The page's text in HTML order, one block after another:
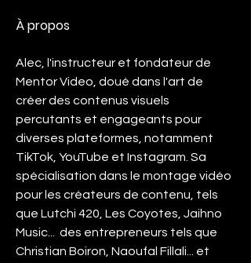
À propos
Alec, l'instructeur et fondateur de
Mentor Video, doué dans l'art de
créer des contenus visuels
percutants et engageants pour
diverses plateformes, notamment
TikTok, YouTube et Instagram. Sa
spécialisation dans le montage vidéo
pour les créateurs de contenu, tels
que Lutchi 420, Les Coyotes, Jaihno
Music...  des entrepreneurs tels que
Christian Boiron, Naoufal Fillali... et